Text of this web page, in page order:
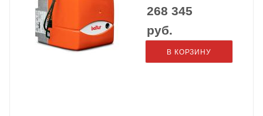
268 345
руб.
В КОРЗИНУ